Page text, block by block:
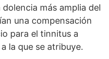
más amplia del
una compensación
para el tinnitus a
la que se atribuye.